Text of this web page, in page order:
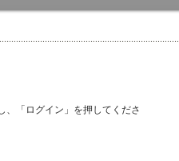
、「ログイン」を押してくださ